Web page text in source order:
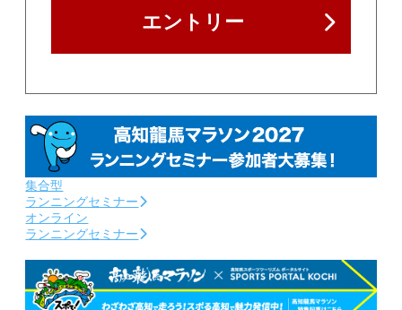
エントリー
コース&アクセス
コース（給水、関門等）
アクセス
Q&A | お問い合わせ
Q&A
お問い合わせ
エントリー
集合型
ランニングセミナー
オンライン
ランニングセミナー